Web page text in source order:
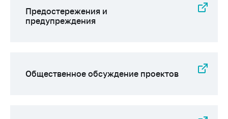
Предостережения и
предупреждения
Общественное обсуждение проектов